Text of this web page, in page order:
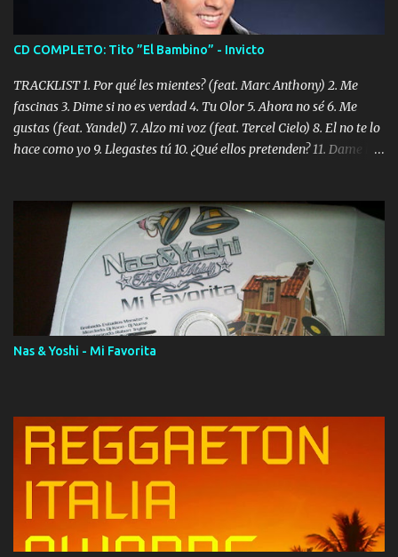
CD COMPLETO: Tito ”El Bambino” - Invicto
TRACKLIST 1. Por qué les mientes? (feat. Marc Anthony) 2. Me
fascinas 3. Dime si no es verdad 4. Tu Olor 5. Ahora no sé 6. Me
gustas (feat. Yandel) 7. Alzo mi voz (feat. Tercel Cielo) 8. El no te lo
hace como yo 9. Llegastes tú 10. ¿Qué ellos pretenden? 11. Dame la
Digital Booklet – Invicto ----------------------------- Nota:
Album proposto al massimo della qualità in formato iTunes Plus
AAC M4A; comprato su iTunes e a disposizione vostra per il
download. REGGAETON ITALIA Nosotros Somos Los Del
Momento!
Nas & Yoshi - Mi Favorita